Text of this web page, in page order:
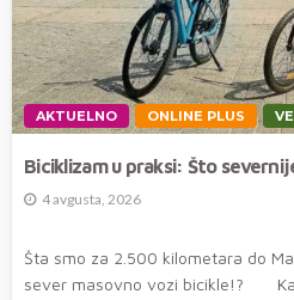
AKTUELNO ONLINE PLUS
Biciklizam u praksi: Što
4 avgusta, 2026
Šta smo za 2.500 kilometara do
sever masovno vozi bicikle!?